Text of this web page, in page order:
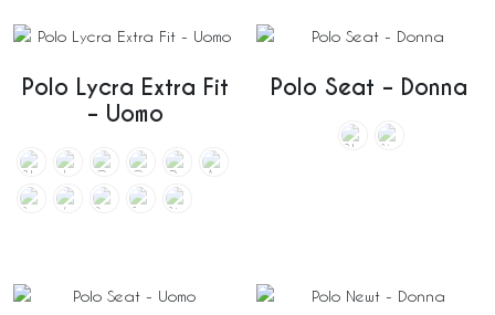
Polo Lycra Extra Fit
– Uomo
Polo Seat – Donna